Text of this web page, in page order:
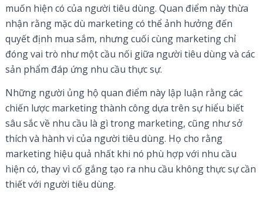
muốn hiện có của người tiêu dùng. Quan điểm này thừa
nhận rằng mặc dù marketing có thể ảnh hưởng đến
quyết định mua sắm, nhưng cuối cùng marketing chỉ
đóng vai trò như một cầu nối giữa người tiêu dùng và các
sản phẩm đáp ứng nhu cầu thực sự.
Những người ủng hộ quan điểm này lập luận rằng các
chiến lược marketing thành công dựa trên sự hiểu biết
sâu sắc về nhu cầu là gì trong marketing, cũng như sở
thích và hành vi của người tiêu dùng. Họ cho rằng
marketing hiệu quả nhất khi nó phù hợp với nhu cầu
hiện có, thay vì cố gắng tạo ra nhu cầu không thực sự cần
thiết với người tiêu dùng.